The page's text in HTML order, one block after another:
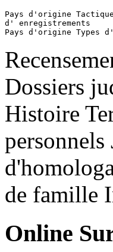
Pays d'origine
d' enregistrements
Dossiers
Histoire
de famille
Online